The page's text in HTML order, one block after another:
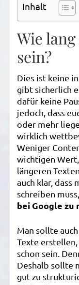
Inhalt
Wie
sein?
Dies ist keine
gibt sicherlich
dafür keine
jedoch, dass
oder mehr
wirklich
Weniger
wichtigen
längeren
auch klar, dass
schreiben
bei Google zu
Man sollte
Texte
schon sein.
Deshalb sollte
gut zu